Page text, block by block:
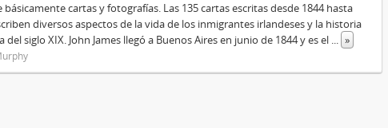
básicamente cartas y fotografías. Las 135 cartas escritas desde 1844 hasta
diversos aspectos de la vida de los inmigrantes irlandeses y la historia
del siglo XIX. John James llegó a Buenos Aires en junio de 1844 y es el ... »